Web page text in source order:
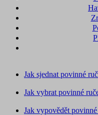
Jak sjednat povinné
Jak vybrat povinné
Jak vypovědět